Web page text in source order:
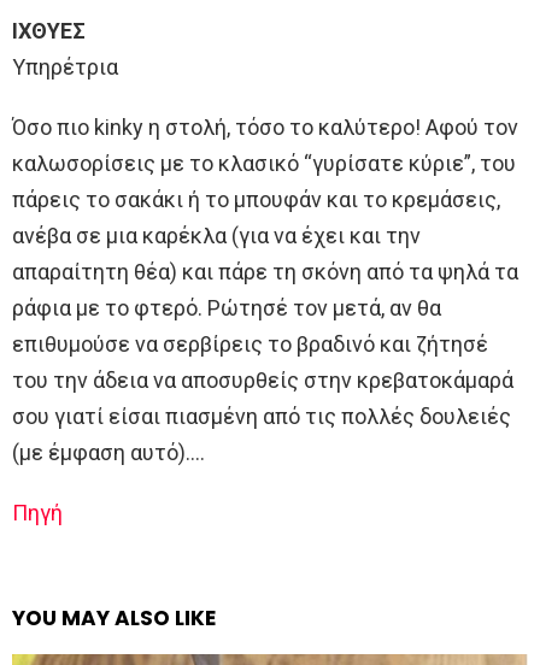
ΙΧΘΥΕΣ
Υπηρέτρια
Όσο πιο kinky η στολή, τόσο το καλύτερο! Αφού τον
καλωσορίσεις με το κλασικό “γυρίσατε κύριε”, του
πάρεις το σακάκι ή το μπουφάν και το κρεμάσεις,
ανέβα σε μια καρέκλα (για να έχει και την
απαραίτητη θέα) και πάρε τη σκόνη από τα ψηλά τα
ράφια με το φτερό. Ρώτησέ τον μετά, αν θα
επιθυμούσε να σερβίρεις το βραδινό και ζήτησέ
του την άδεια να αποσυρθείς στην κρεβατοκάμαρά
σου γιατί είσαι πιασμένη από τις πολλές δουλειές
(με έμφαση αυτό)….
Πηγή
YOU MAY ALSO LIKE